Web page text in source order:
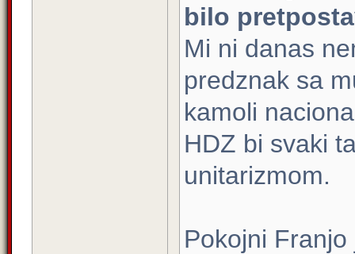
bilo
Mi ni danas
predznak sa
kamoli
HDZ bi svaki
unitarizmom.
Pokojni